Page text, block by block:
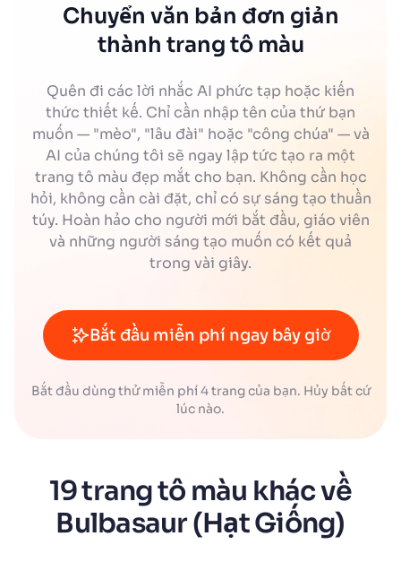
Chuyển văn bản đơn giản
thành trang tô màu
Quên đi các lời nhắc AI phức tạp hoặc kiến
thức thiết kế. Chỉ cần nhập tên của thứ bạn
muốn — "mèo", "lâu đài" hoặc "công chúa" — và
AI của chúng tôi sẽ ngay lập tức tạo ra một
trang tô màu đẹp mắt cho bạn. Không cần học
hỏi, không cần cài đặt, chỉ có sự sáng tạo thuần
túy. Hoàn hảo cho người mới bắt đầu, giáo viên
và những người sáng tạo muốn có kết quả
trong vài giây.
Bắt đầu miễn phí ngay bây giờ
Bắt đầu dùng thử miễn phí 4 trang của bạn. Hủy bất cứ
lúc nào.
19 trang tô màu khác về
Bulbasaur (Hạt Giống)